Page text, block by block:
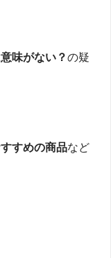
味がない？の疑
すめの商品など